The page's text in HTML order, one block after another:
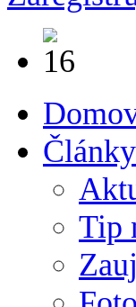
Tip